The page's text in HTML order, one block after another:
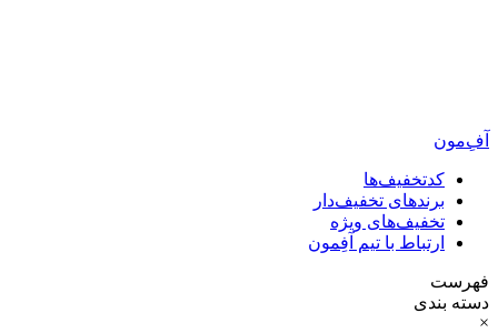
آفِ‌مون
کدتخفیف‌ها
برندهای تخفیف‌دار
تخفیف‌های ویژه
ارتباط با تیم آفِمون
فهرست
دسته بندی
×